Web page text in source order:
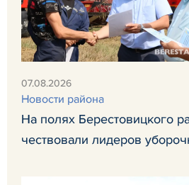
07.08.2026
Новости района
На полях Берестовицкого
чествовали лидеров